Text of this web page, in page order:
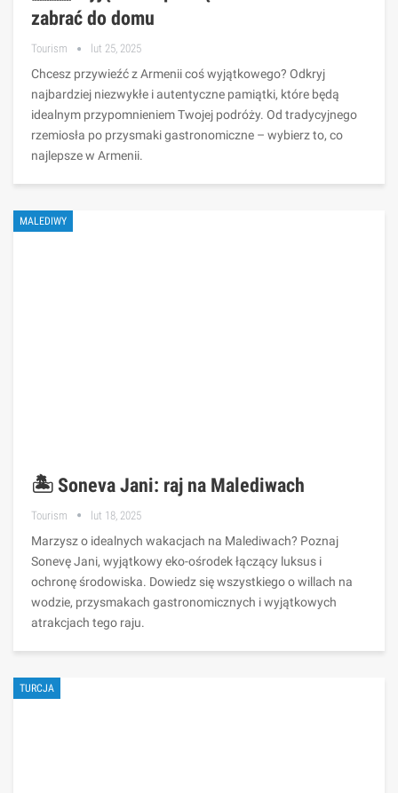
zabrać do domu
Tourism lut 25, 2025
Chcesz przywieźć z Armenii coś wyjątkowego? Odkryj
najbardziej niezwykłe i autentyczne pamiątki, które będą
idealnym przypomnieniem Twojej podróży. Od tradycyjnego
rzemiosła po przysmaki gastronomiczne – wybierz to, co
najlepsze w Armenii.
MALEDIWY
🏝️ Soneva Jani: raj na Malediwach
Tourism lut 18, 2025
Marzysz o idealnych wakacjach na Malediwach? Poznaj
Sonevę Jani, wyjątkowy eko-ośrodek łączący luksus i
ochronę środowiska. Dowiedz się wszystkiego o willach na
wodzie, przysmakach gastronomicznych i wyjątkowych
atrakcjach tego raju.
TURCJA